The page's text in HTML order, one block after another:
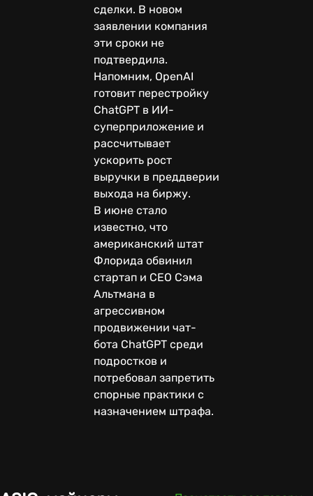
сделки. В новом
заявлении компания
эти сроки не
подтвердила.
Напомним, OpenAI
готовит перестройку
ChatGPT в ИИ-
суперприложение и
рассчитывает
ускорить рост
выручки в преддверии
выхода на биржу.
В июне стало
известно, что
американский штат
Флорида обвинил
стартап и CEO Сэма
Альтмана в
агрессивном
продвижении чат-
бота ChatGPT среди
подростков и
потребовал запретить
спорные практики с
назначением штрафа.